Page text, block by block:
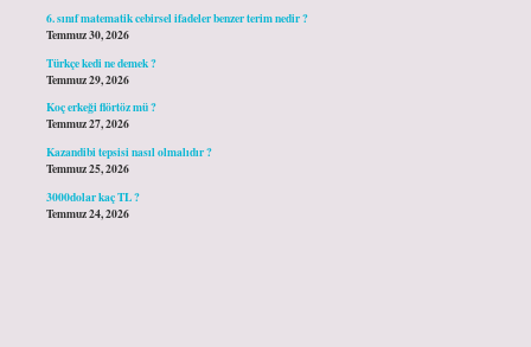
6. sınıf matematik cebirsel ifadeler benzer terim nedir ?
Temmuz 30, 2026
Türkçe kedi ne demek ?
Temmuz 29, 2026
Koç erkeği flörtöz mü ?
Temmuz 27, 2026
Kazandibi tepsisi nasıl olmalıdır ?
Temmuz 25, 2026
3000dolar kaç TL ?
Temmuz 24, 2026